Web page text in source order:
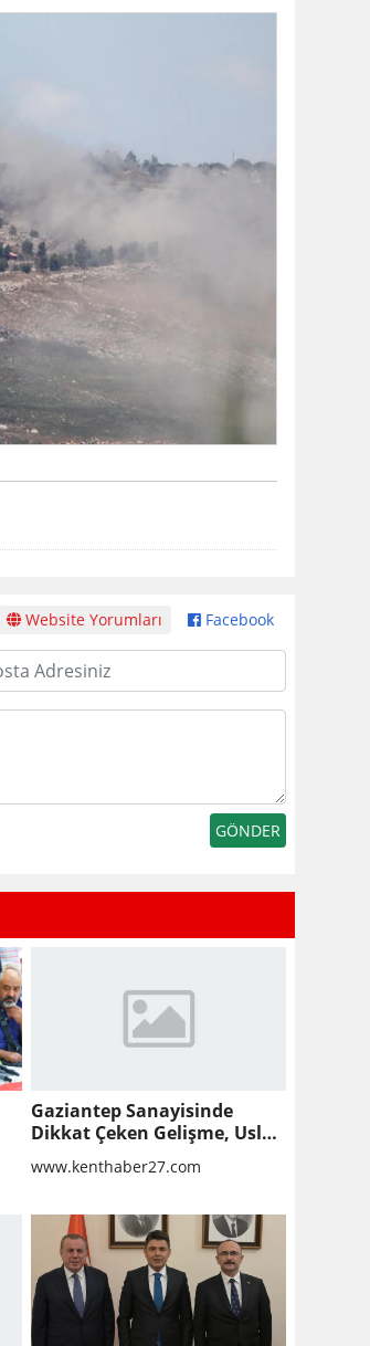
Website Yorumları Facebook
Gaziantep Sanayisinde
Dikkat Çeken Gelişme, Uslu
Group Finansal Yeniden
Yapılandırma Sürecine Girdi
www.kenthaber27.com